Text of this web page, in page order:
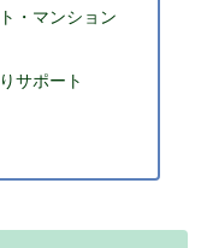
・マンション
サポート